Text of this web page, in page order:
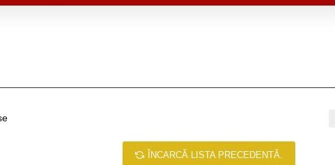
ÎNCARCĂ LISTA PRECEDENTĂ.